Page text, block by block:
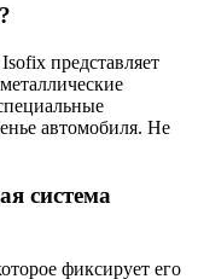
представляет
автомобиля. Не
система
фиксирует его